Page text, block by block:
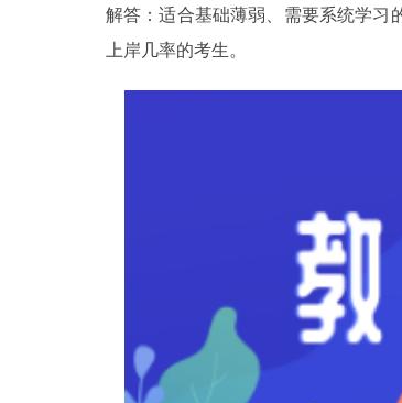
解答：适合基础薄弱、需要系统学习
上岸几率的考生。